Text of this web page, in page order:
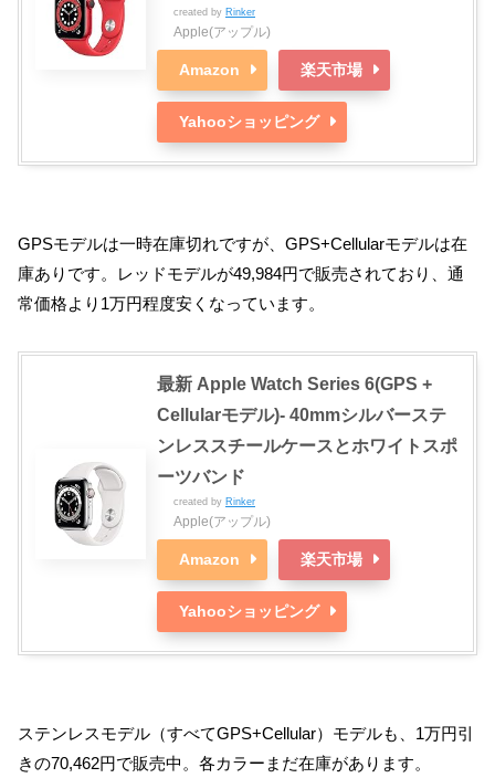
created by Rinker
Apple(アップル)
Amazon 楽天市場
Yahooショッピング
GPSモデルは一時在庫切れですが、GPS+Cellularモデルは在
庫ありです。レッドモデルが49,984円で販売されており、通
常価格より1万円程度安くなっています。
最新 Apple Watch Series 6(GPS +
Cellularモデル)- 40mmシルバーステ
ンレススチールケースとホワイトスポ
ーツバンド
created by Rinker
Apple(アップル)
Amazon 楽天市場
Yahooショッピング
ステンレスモデル（すべてGPS+Cellular）モデルも、1万円引
きの70,462円で販売中。各カラーまだ在庫があります。